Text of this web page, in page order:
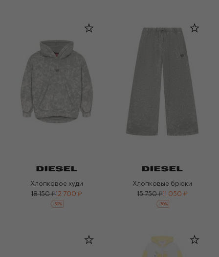
Хлопковое худи
18 150 ₽ 12 700 ₽
-30%
Хлопковые брюки
15 750 ₽11 050 ₽
-30%